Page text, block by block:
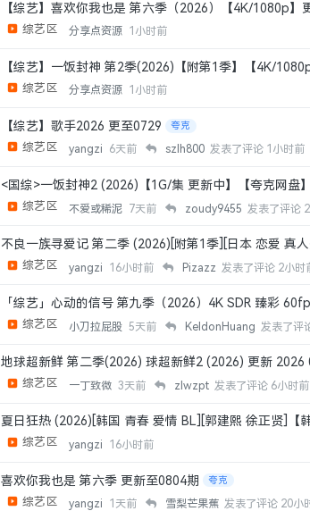
【综艺】喜欢你我也是 第六季（2026）【4K/1080p】
综艺区 分享点资源 1小时前
【综艺】一饭封神 第2季(2026)【附第1季】【4K/
综艺区 分享点资源 1小时前
【综艺】歌手2026 更至0729 夸克
综艺区 yangzi 6天前 szlh800 发表了评论 1小时前
<国综>一饭封神2 (2026)【1G/集 更新中】【夸克网盘】
综艺区 不爱或稀泥 7天前 zoudy9455 发表了评论
不良一族寻爱记 第二季 (2026)[附第1季][日本 恋爱 真
综艺区 yangzi 16小时前 Pizazz 发表了评论 2小时
「综艺」心动的信号 第九季（2026）4K SDR 臻彩
综艺区 小刀拉屁股 5天前 KeldonHuang 发表了评
地球超新鲜 第二季(2026) 球超新鲜2 (2026) 更新 2026
综艺区 一丁致微 3天前 zlwzpt 发表了评论 6小时前
夏日狂热 (2026)[韩国 青春 爱情 BL][郭建熙 徐正贤]【
综艺区 yangzi 16小时前
喜欢你我也是 第六季 更新至0804期 夸克
综艺区 yangzi 1天前 雪梨芒果蕉 发表了评论 20小